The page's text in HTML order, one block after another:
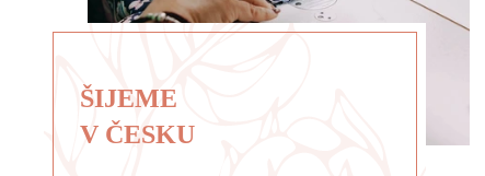
ŠIJEME
V ČESKU